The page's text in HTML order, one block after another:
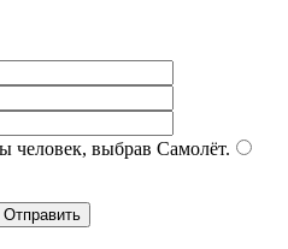
человек, выбрав Самолёт.